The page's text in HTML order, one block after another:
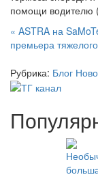
помощи водителю
по
записям
« ASTRA на
премьера
Рубрика: Блог